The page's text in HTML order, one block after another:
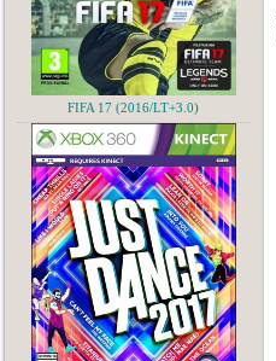
FIFA 17 (2016/LT+3.0)